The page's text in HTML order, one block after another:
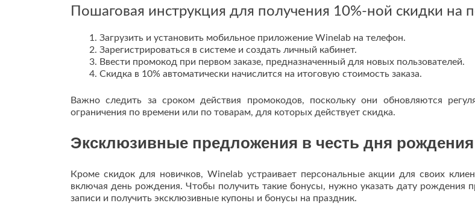
Пошаговая инструкция для получения 10%-ной скидки на
Загрузить и установить мобильное приложение Winelab на телефон.
Зарегистрироваться в системе и создать личный кабинет.
Ввести промокод при первом заказе, предназначенный для новых пользователей.
Скидка в 10% автоматически начислится на итоговую стоимость заказа.
Важно следить за сроком действия промокодов, поскольку они обновляются
ограничения по времени или по товарам, для которых действует скидка.
Эксклюзивные предложения в честь дня рождения
Кроме скидок для новичков, Winelab устраивает персональные акции для своих
включая день рождения. Чтобы получить такие бонусы, нужно указать дату рождения
записи и получить эксклюзивные купоны и бонусы на праздник.